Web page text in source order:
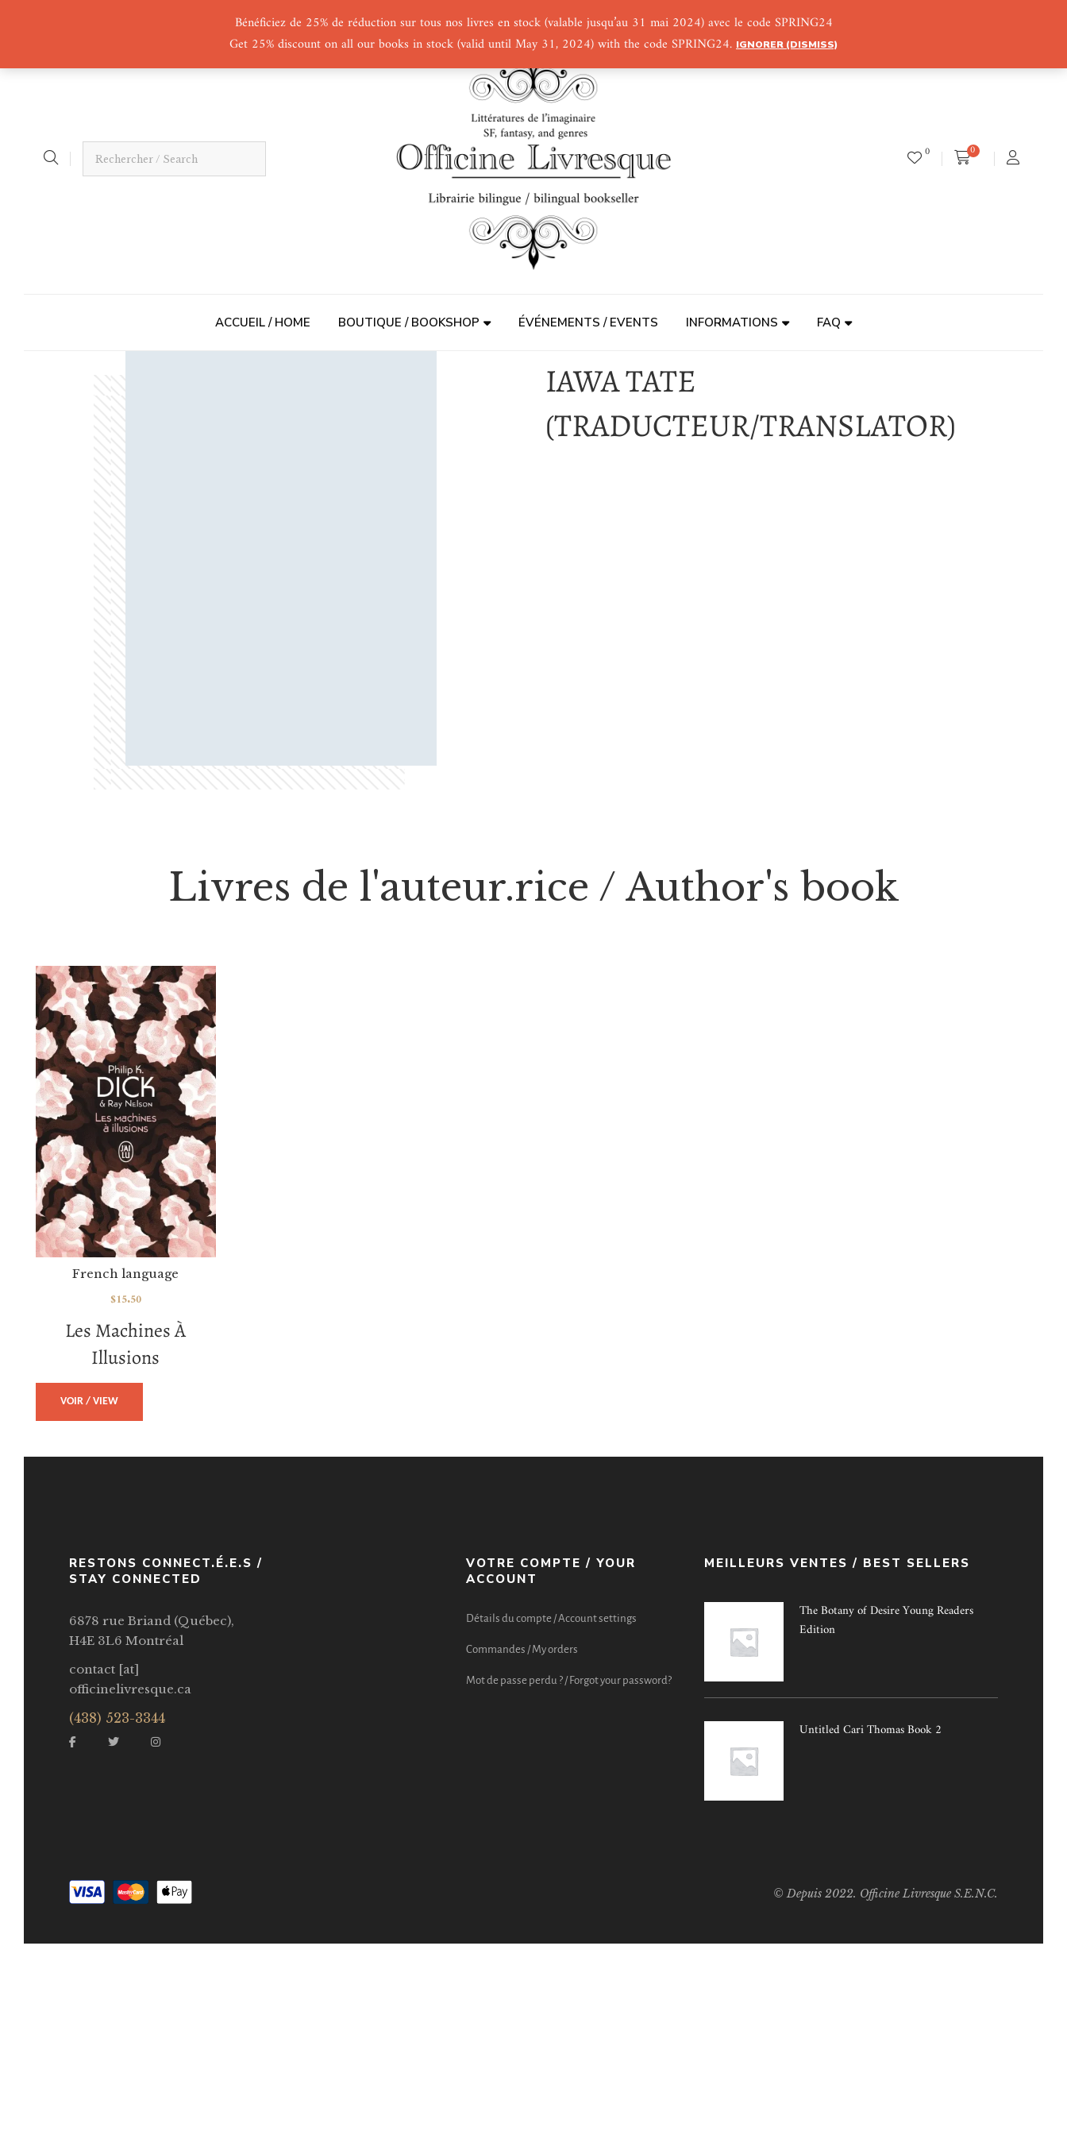
Bénéficiez de 25% de réduction sur tous nos livres en stock (valable jusqu’au 31 mai 2024) avec le code SPRING24
Get 25% discount on all our books in stock (valid until May 31, 2024) with the code SPRING24. IGNORER (DISMISS)
0 0
ACCUEIL / HOME BOUTIQUE / BOOKSHOP ÉVÉNEMENTS / EVENTS INFORMATIONS FAQ
IAWA TATE
(TRADUCTEUR/TRANSLATOR)
Livres de l'auteur.rice / Author's book
Les Machines À
Illusions
French language
$15.50
VOIR / VIEW
RESTONS CONNECT.É.E.S /
STAY CONNECTED
6878 rue Briand (Québec),
H4E 3L6 Montréal
contact [at]
officinelivresque.ca
(438) 523-3344
VOTRE COMPTE / YOUR
ACCOUNT
Détails du compte / Account settings
Commandes / My orders
Mot de passe perdu ? / Forgot your password?
MEILLEURS VENTES / BEST SELLERS
The Botany of Desire Young Readers
Edition
Untitled Cari Thomas Book 2
© Depuis 2022. Officine Livresque S.E.N.C.